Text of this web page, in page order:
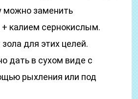
можно заменить
калием сернокислым.
для этих целей.
дать в сухом виде с
рыхления или под